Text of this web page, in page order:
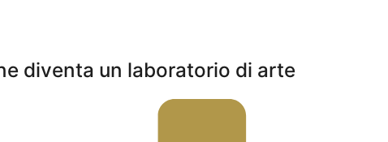
diventa un laboratorio di arte